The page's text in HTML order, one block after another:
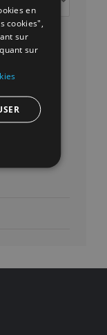
en
cookies",
sur
sur